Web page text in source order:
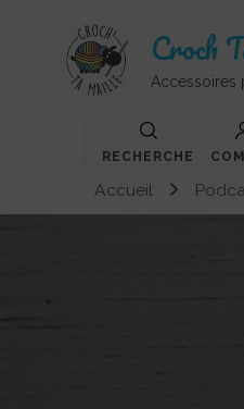
Croch
Accessoires
RECHERCHE
Accueil